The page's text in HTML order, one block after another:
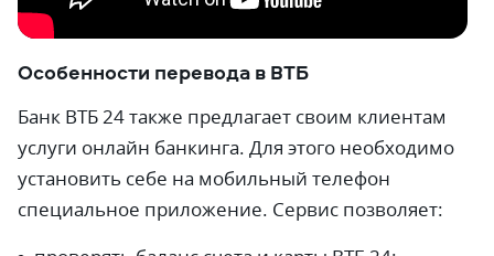
Особенности перевода в ВТБ
Банк ВТБ 24 также предлагает своим клиентам
услуги онлайн банкинга. Для этого необходимо
установить себе на мобильный телефон
специальное приложение. Сервис позволяет: